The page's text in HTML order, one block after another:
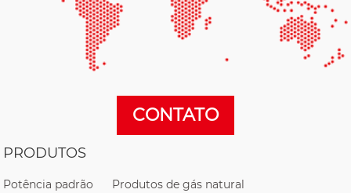
CONTATO
PRODUTOS
Potência padrão
Produtos de gás natural